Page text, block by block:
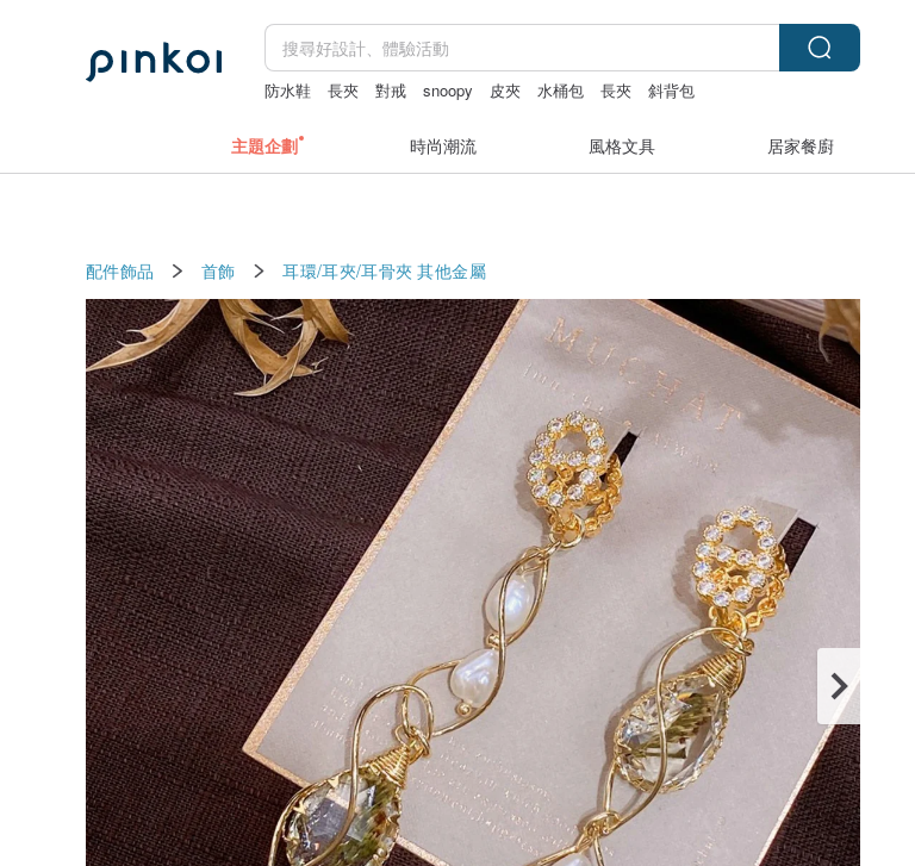
防水鞋 長夾 對戒 snoopy 皮夾 水桶包 長夾 斜背包
主題企劃 時尚潮流 風格文具 居家餐廚
配件飾品 首飾 耳環/耳夾/耳骨夾 其他金屬